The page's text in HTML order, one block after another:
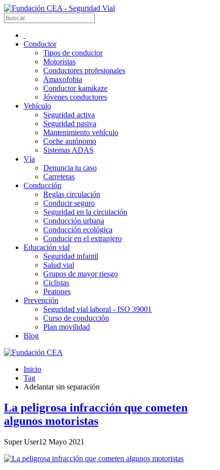
Conductor
Tipos de conductor
Motoristas
Conductores profesionales
Amaxofobia
Conductor kamikaze
Jóvenes conductores
Vehículo
Seguridad activa
Seguridad pasiva
Mantenimiento vehículo
Coche autónomo
Sistemas ADAS
Vía
Denuncia tu caso
Carreteras
Conducción
Reglas circulación
Conducir seguro
Seguridad en la circulación
Conducción urbana
Conducción ecológica
Conducir en el extranjero
Educación vial
Seguridad infantil
Salud vial
Grupos de mayor riesgo
Ciclistas
Peatones
Prevención
Seguridad vial laboral - ISO 39001
Curso de conducción
Plan movilidad
Blog
Inicio
Tag
Adelantar sin separación
La peligrosa infracción que cometen
algunos motoristas
Super User12 Mayo 2021